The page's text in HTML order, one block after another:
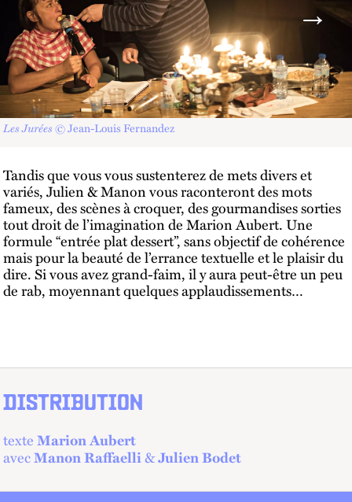
Les Jurées © Jean-Louis Fernandez
Tandis que vous vous sustenterez de mets divers et
variés, Julien & Manon vous raconteront des mots
fameux, des scènes à croquer, des gourmandises sorties
tout droit de l’imagination de Marion Aubert. Une
formule “entrée plat dessert”, sans objectif de cohérence
mais pour la beauté de l’errance textuelle et le plaisir du
dire. Si vous avez grand-faim, il y aura peut-être un peu
de rab, moyennant quelques applaudissements…
DISTRIBUTION
texteMarion Aubert
avecManon Raffaelli&Julien Bodet